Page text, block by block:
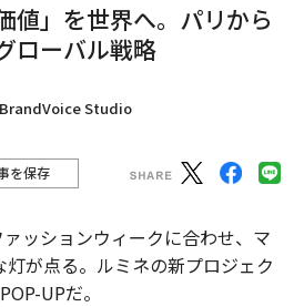
値」を世界へ。パリから
ローバル戦略
BrandVoice Studio
を保存
ッションウィークに合わせ、マ
灯が点る。ルミネの新プロジェク
UPだ。